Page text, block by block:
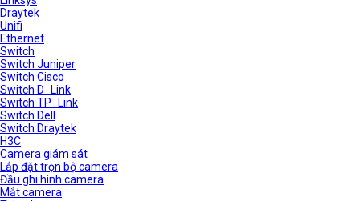
Draytek
Unifi
Ethernet
Switch
Switch Juniper
Switch Cisco
Switch D_Link
Switch TP_Link
Switch Dell
Switch Draytek
H3C
Camera giám sát
Lắp đặt trọn bộ camera
Đầu ghi hình camera
Mắt camera